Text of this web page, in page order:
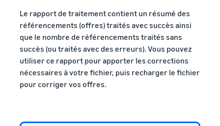
Le rapport de traitement contient un résumé des
référencements (offres) traités avec succès ainsi
que le nombre de référencements traités sans
succès (ou traités avec des erreurs). Vous pouvez
utiliser ce rapport pour apporter les corrections
nécessaires à votre fichier, puis recharger le fichier
pour corriger vos offres.